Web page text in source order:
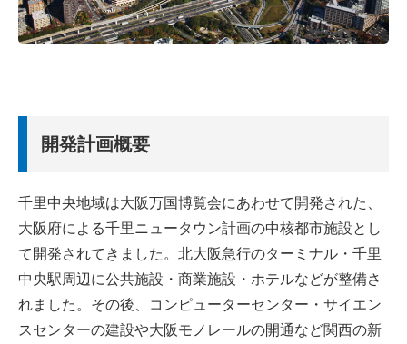
開発計画概要
千里中央地域は大阪万国博覧会にあわせて開発された、
大阪府による千里ニュータウン計画の中核都市施設とし
て開発されてきました。北大阪急行のターミナル・千里
中央駅周辺に公共施設・商業施設・ホテルなどが整備さ
れました。その後、コンピューターセンター・サイエン
スセンターの建設や大阪モノレールの開通など関西の新